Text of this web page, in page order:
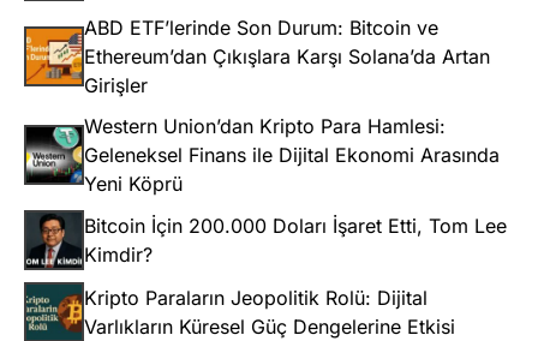
ABD ETF’lerinde Son Durum: Bitcoin ve
Ethereum’dan Çıkışlara Karşı Solana’da Artan
Girişler
Western Union’dan Kripto Para Hamlesi:
Geleneksel Finans ile Dijital Ekonomi Arasında
Yeni Köprü
Bitcoin İçin 200.000 Doları İşaret Etti, Tom Lee
Kimdir?
Kripto Paraların Jeopolitik Rolü: Dijital
Varlıkların Küresel Güç Dengelerine Etkisi